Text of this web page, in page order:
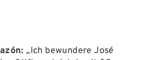
„Ich bewundere José